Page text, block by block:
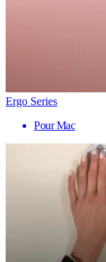
Ergo Series
Pour Mac